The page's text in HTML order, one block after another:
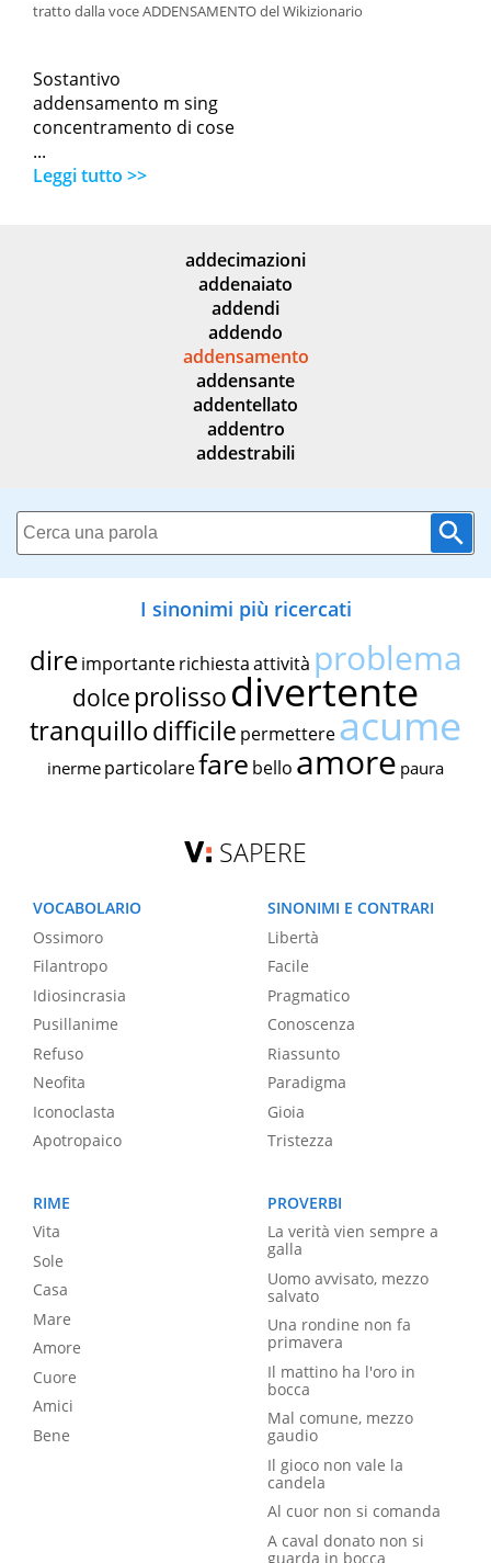
tratto dalla voce ADDENSAMENTO del Wikizionario
Sostantivo
addensamento m sing
concentramento di cose
...
Leggi tutto >>
addecimazioni
addenaiato
addendi
addendo
addensamento
addensante
addentellato
addentro
addestrabili
I sinonimi più ricercati
dire importante richiestaattività problema
dolce prolissodivertente
tranquillodifficile permettereacume
inerme particolarefare bello amore paura
SAPERE
VOCABOLARIO
Ossimoro
Filantropo
Idiosincrasia
Pusillanime
Refuso
Neofita
Iconoclasta
Apotropaico
SINONIMI E CONTRARI
Libertà
Facile
Pragmatico
Conoscenza
Riassunto
Paradigma
Gioia
Tristezza
RIME
Vita
Sole
Casa
Mare
Amore
Cuore
Amici
Bene
PROVERBI
La verità vien sempre a
galla
Uomo avvisato, mezzo
salvato
Una rondine non fa
primavera
Il mattino ha l'oro in
bocca
Mal comune, mezzo
gaudio
Il gioco non vale la
candela
Al cuor non si comanda
A caval donato non si
guarda in bocca